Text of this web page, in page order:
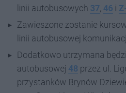
linii autobusowych 37 46 i
Zawieszone zostanie
linii autobusowej
Dodatkowo utrzymana
autobusowej 48 przez ul.
przystanków Brynów